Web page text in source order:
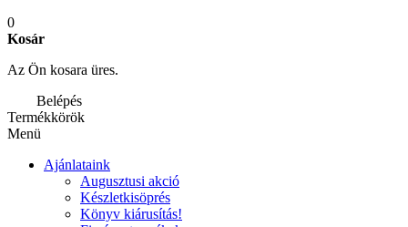
0
Kosár
Az Ön kosara üres.
Belépés
Termékkörök
Menü
Ajánlataink
Augusztusi akció
Készletkisöprés
Könyv kiárusítás!